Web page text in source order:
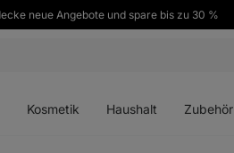
neue Angebote und spare bis zu 30 %
Kosmetik Haushalt Zubehör